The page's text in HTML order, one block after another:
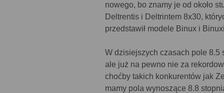
nowego, bo znamy je od około
Deltrentis i Deltrintem 8x30,
przedstawił modele Binux i
W dzisiejszych czasach pole 8.5
ale już na pewno nie za
choćby takich konkurentów jak
mamy pola wynoszące 8.8